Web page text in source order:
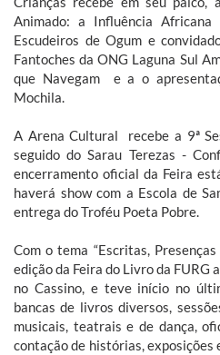
Animado: a Influência
Escudeiros de Ogum e
Fantoches da ONG Laguna Sul
que Navegam e a o
Mochila.
A Arena Cultural recebe a 9ª
seguido do Sarau Terezas -
encerramento oficial da Feira
haverá show com a Escola de
entrega do Troféu Poeta Pobre.
Com o tema “Escritas,
edição da Feira do Livro da FURG
no Cassino, e teve início no
bancas de livros diversos,
musicais, teatrais e de dança,
contação de histórias,